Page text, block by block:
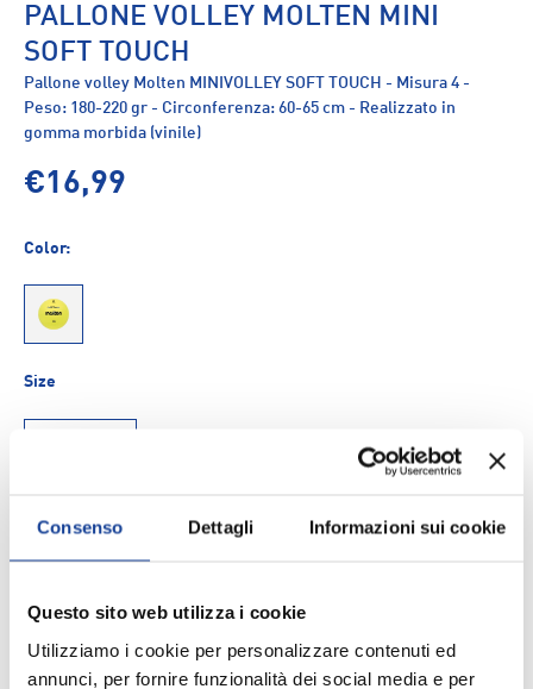
Consenso Dettagli Informazioni sui cookie
Questo sito web utilizza i cookie
Utilizziamo i cookie per personalizzare contenuti ed
annunci, per fornire funzionalità dei social media e per
PALLONE VOLLEY MOLTEN MINI
SOFT TOUCH
Pallone volley Molten MINIVOLLEY SOFT TOUCH - Misura 4 -
Peso: 180-220 gr - Circonferenza: 60-65 cm - Realizzato in
gomma morbida (vinile)
€16,99
Color:
9999
Size
-
AGGIUNGI AL CARRELLO
Aggiungi ai Preferiti